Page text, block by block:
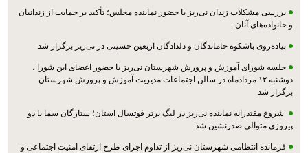
بررسی مشکلات زندان نی‌ریز با حضور نماینده مجلس؛ تأکید بر حمایت از زندانیان
و خانواده‌های آنان
پیاده‌روی باشکوه جاماندگان و دلدادگان اربعین حسینی در نی‌ریز برگزار شد
جلسه شورای آموزش و پرورش شهرستان نی‌ریز با حضور اعضای این شورا ،
دوشنبه ۱۲ مردادماه در سالن اجتماعات مدیریت آموزش و پرورش شهرستان
برگزار شد
شروع مقتدرانه نماینده نی‌ریز در لیگ برتر فوتسال استان؛ ستارگان سما با دو
پیروزی متوالی صدرنشین شد
فرمانده انتظامی شهرستان نی‌ریز از تداوم اجرای طرح ارتقای امنیت اجتماعی و